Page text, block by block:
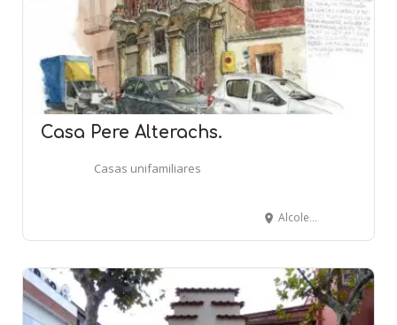
Casa Pere Alterachs.
Casas unifamiliares
Alcolea, 80-82 - BARCELONA